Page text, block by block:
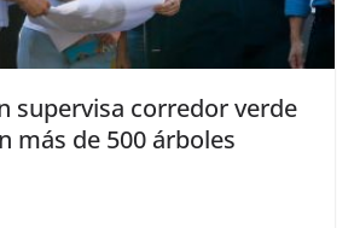
supervisa corredor verde
más de 500 árboles